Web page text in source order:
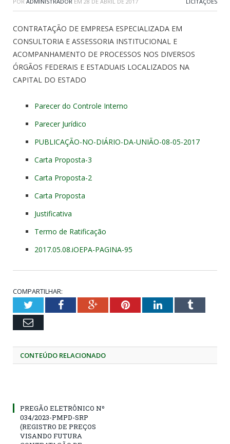
CONTRATAÇÃO DE EMPRESA ESPECIALIZADA EM
CONSULTORIA E ASSESSORIA INSTITUCIONAL E
ACOMPANHAMENTO DE PROCESSOS NOS DIVERSOS
ÓRGÃOS FEDERAIS E ESTADUAIS LOCALIZADOS NA
CAPITAL DO ESTADO
Parecer do Controle Interno
Parecer Jurídico
PUBLICAÇÃO-NO-DIÁRIO-DA-UNIÃO-08-05-2017
Carta Proposta-3
Carta Proposta-2
Carta Proposta
Justificativa
Termo de Ratificação
2017.05.08.iOEPA-PAGINA-95
COMPARTILHAR:
TwitterFacebookGoogle+PinterestLinkedInTumblr
Email
CONTEÚDO RELACIONADO
PREGÃO ELETRÔNICO Nº
034/2023-PMPD-SRP
(REGISTRO DE PREÇOS
VISANDO FUTURA